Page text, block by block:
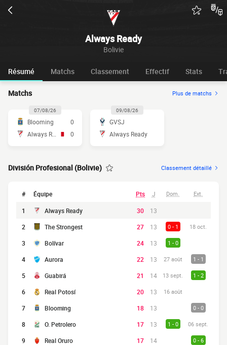
Always Ready
Bolivie
Résumé Matchs Classement Effectif Stats
Matchs Plus de matchs
07/08/26
Blooming
0
0
09/08/26
GVSJ
Always Ready
División Profesional (Bolivie) Classement détaillé
# Équipe Pts J Dom. Ext.
1 Always Ready 30
13
2
The Strongest 27 13 0 - 1 18 oct.
3 Bolívar 24 13 1 - 0
4 Aurora 22 13 27 août 1 - 1
5 Guabirá 21 14 13 sept. 1 - 2
6 Real Potosí 20 13 16 août
7 Blooming 18 13 0 - 0
8 O. Petrolero 17 13 1 - 0 06 sept.
9 Real Oruro 17 14 0 - 6